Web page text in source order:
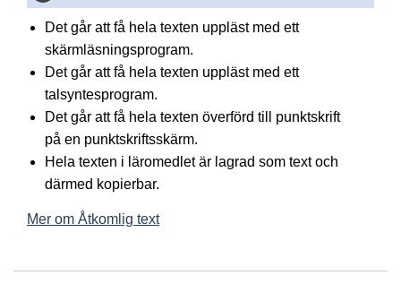
Det går att få hela texten uppläst med ett
skärmläsningsprogram.
Det går att få hela texten uppläst med ett
talsyntesprogram.
Det går att få hela texten överförd till punktskrift
på en punktskriftsskärm.
Hela texten i läromedlet är lagrad som text och
därmed kopierbar.
Mer om Åtkomlig text